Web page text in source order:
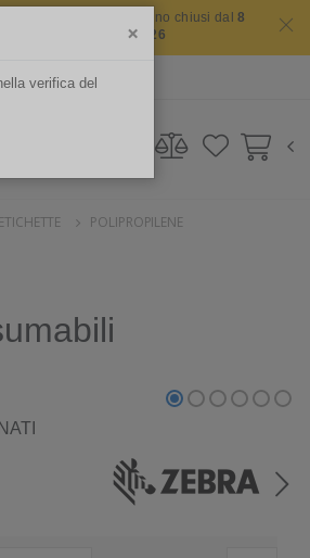
ma i nostri uffici saranno chiusi dal8
2026 al 16 agosto 2026
ETICHETTE
POLIPROPILENE
×
verifica del